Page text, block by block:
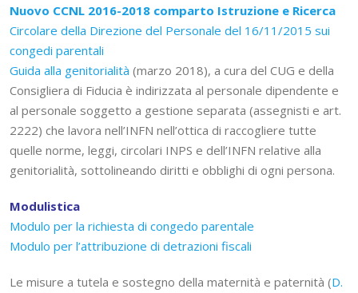
Nuovo CCNL 2016-2018 comparto Istruzione e Ricerca
Circolare della Direzione del Personale del 16/11/2015 sui
congedi parentali
Guida alla genitorialità (marzo 2018), a cura del CUG e della
Consigliera di Fiducia è indirizzata al personale dipendente e
al personale soggetto a gestione separata (assegnisti e art.
2222) che lavora nell’INFN nell’ottica di raccogliere tutte
quelle norme, leggi, circolari INPS e dell’INFN relative alla
genitorialità, sottolineando diritti e obblighi di ogni persona.
Modulistica
Modulo per la richiesta di congedo parentale
Modulo per l’attribuzione di detrazioni fiscali
Le misure a tutela e sostegno della maternità e paternità (D.